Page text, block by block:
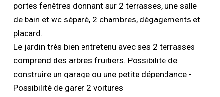
portes fenêtres donnant sur 2 terrasses, une salle
de bain et wc séparé, 2 chambres, dégagements et
placard.
Le jardin trés bien entretenu avec ses 2 terrasses
comprend des arbres fruitiers. Possibilité de
construire un garage ou une petite dépendance -
Possibilité de garer 2 voitures